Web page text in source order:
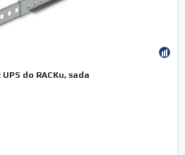
do RACKu, sada